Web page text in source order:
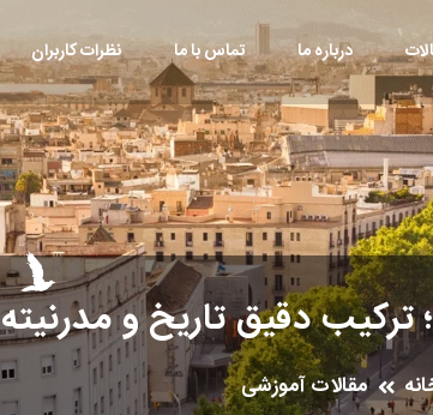
درباره ما تماس با ما نظرات کاربران
ترکیب دقیق تاریخ و مدرنیته
مقالات آموزشی